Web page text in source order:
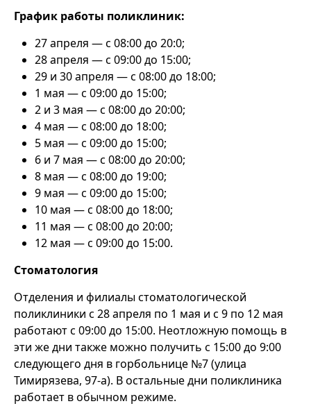
График работы поликлиник:
27 апреля — с 08:00 до 20:0;
28 апреля — с 09:00 до 15:00;
29 и 30 апреля — с 08:00 до 18:00;
1 мая — с 09:00 до 15:00;
2 и 3 мая — с 08:00 до 20:00;
4 мая — с 08:00 до 18:00;
5 мая — с 09:00 до 15:00;
6 и 7 мая — с 08:00 до 20:00;
8 мая — с 08:00 до 19:00;
9 мая — с 09:00 до 15:00;
10 мая — с 08:00 до 18:00;
11 мая — с 08:00 до 20:00;
12 мая — с 09:00 до 15:00.
Стоматология
Отделения и филиалы стоматологической
поликлиники с 28 апреля по 1 мая и с 9 по 12 мая
работают с 09:00 до 15:00. Неотложную помощь в
эти же дни также можно получить с 15:00 до 9:00
следующего дня в горбольнице №7 (улица
Тимирязева, 97-а). В остальные дни поликлиника
работает в обычном режиме.